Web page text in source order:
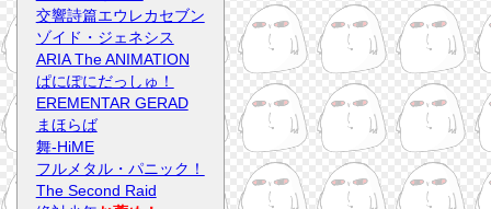
交響詩篇エウレカセブン
ゾイド・ジェネシス
ARIA The ANIMATION
ぱにぽにだっしゅ！
EREMENTAR GERAD
まほらば
舞-HiME
フルメタル・パニック！
The Second Raid